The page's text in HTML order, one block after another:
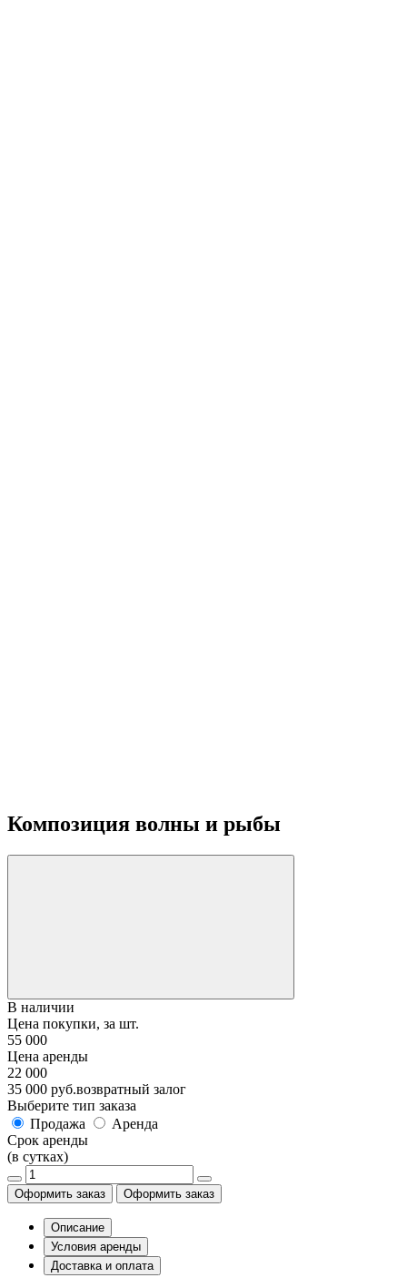
Композиция волны и рыбы
В наличии
Цена покупки, за шт.
55 000
Цена аренды
22 000
35 000 руб.возвратный залог
Выберите тип заказа
Продажа
Аренда
Срок аренды
(в сутках)
Оформить заказ Оформить заказ
Описание
Условия аренды
Доставка и оплата